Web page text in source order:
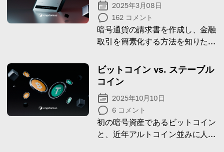
2025年3月08日
162 コメント
暗号通貨の請求書を作成し、金融
取引を簡素化する方法を知りたい
ビットコイン vs. ステーブル
コイン
2025年10月10日
6 コメント
初の暗号資産であるビットコイン
と、近年アルトコイン並みに人気